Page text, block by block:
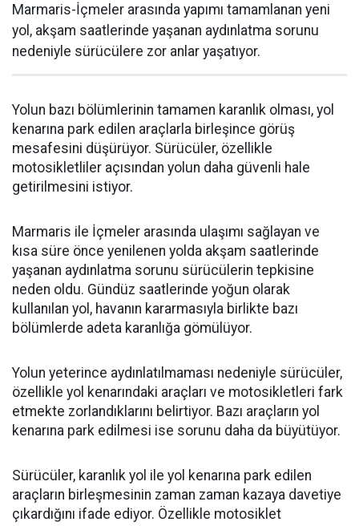
Marmaris-İçmeler arasında yapımı tamamlanan yeni
yol, akşam saatlerinde yaşanan aydınlatma sorunu
nedeniyle sürücülere zor anlar yaşatıyor.
Yolun bazı bölümlerinin tamamen karanlık olması, yol
kenarına park edilen araçlarla birleşince görüş
mesafesini düşürüyor. Sürücüler, özellikle
motosikletliler açısından yolun daha güvenli hale
getirilmesini istiyor.
Marmaris ile İçmeler arasında ulaşımı sağlayan ve
kısa süre önce yenilenen yolda akşam saatlerinde
yaşanan aydınlatma sorunu sürücülerin tepkisine
neden oldu. Gündüz saatlerinde yoğun olarak
kullanılan yol, havanın kararmasıyla birlikte bazı
bölümlerde adeta karanlığa gömülüyor.
Yolun yeterince aydınlatılmaması nedeniyle sürücüler,
özellikle yol kenarındaki araçları ve motosikletleri fark
etmekte zorlandıklarını belirtiyor. Bazı araçların yol
kenarına park edilmesi ise sorunu daha da büyütüyor.
Sürücüler, karanlık yol ile yol kenarına park edilen
araçların birleşmesinin zaman zaman kazaya davetiye
çıkardığını ifade ediyor. Özellikle motosiklet